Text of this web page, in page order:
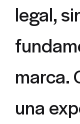
legal,
marca.
una